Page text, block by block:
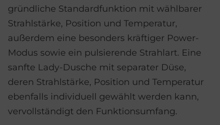
gründliche Standardfunktion mit wählbarer
Strahlstärke, Position und Temperatur,
außerdem eine besonders kräftiger Power-
Modus sowie ein pulsierende Strahlart. Eine
sanfte Lady-Dusche mit separater Düse,
deren Strahlstärke, Position und Temperatur
ebenfalls individuell gewählt werden kann,
vervollständigt den Funktionsumfang.